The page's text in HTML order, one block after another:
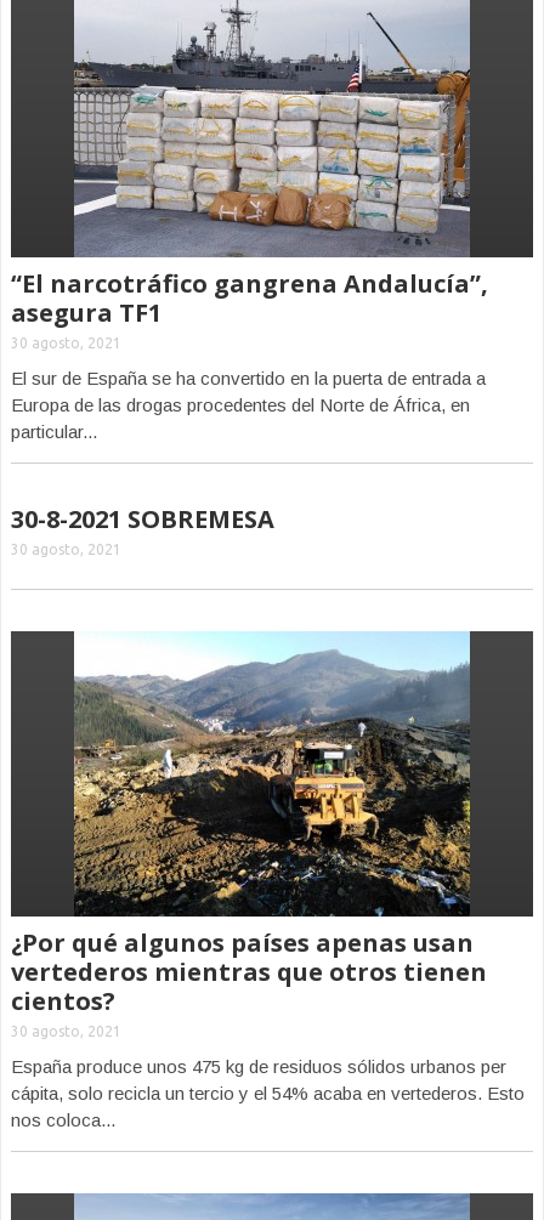
“El narcotráfico gangrena Andalucía”,
asegura TF1
30 agosto, 2021
El sur de España se ha convertido en la puerta de entrada a
Europa de las drogas procedentes del Norte de África, en
particular...
30-8-2021 SOBREMESA
30 agosto, 2021
¿Por qué algunos países apenas usan
vertederos mientras que otros tienen
cientos?
30 agosto, 2021
España produce unos 475 kg de residuos sólidos urbanos per
cápita, solo recicla un tercio y el 54% acaba en vertederos. Esto
nos coloca...